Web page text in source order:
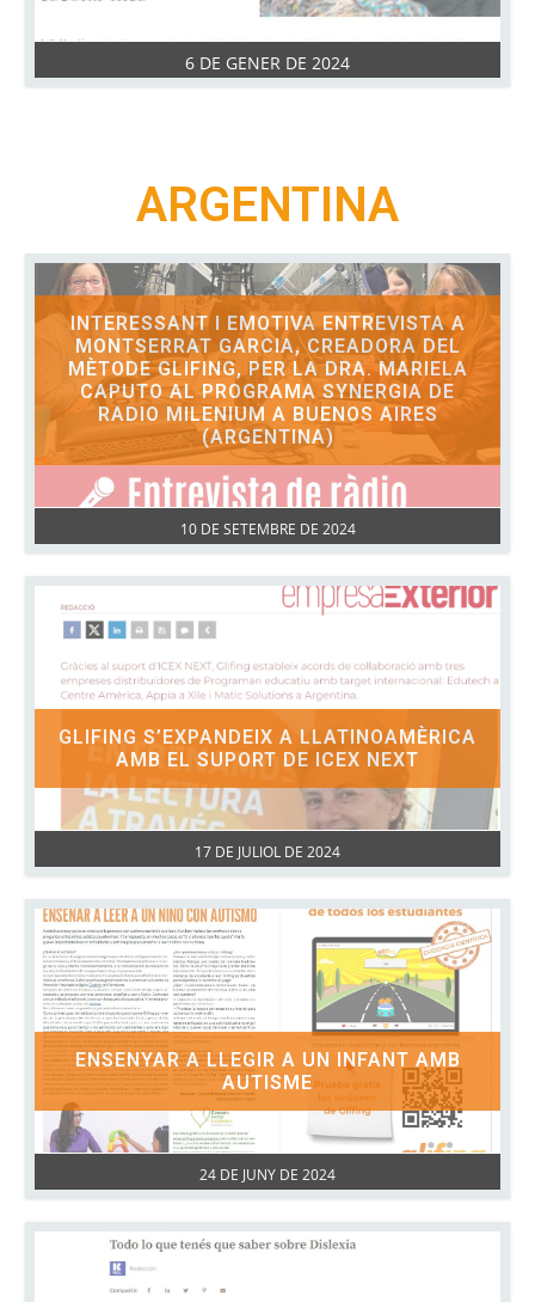
6 DE GENER DE 2024
ARGENTINA
10 DE SETEMBRE DE 2024
INTERESSANT I EMOTIVA ENTREVISTA A
MONTSERRAT GARCIA, CREADORA DEL
MÈTODE GLIFING, PER LA DRA. MARIELA
CAPUTO AL PROGRAMA SYNERGIA DE
RADIO MILENIUM A BUENOS AIRES
(ARGENTINA)
17 DE JULIOL DE 2024
GLIFING S’EXPANDEIX A LLATINOAMÈRICA
AMB EL SUPORT DE ICEX NEXT
24 DE JUNY DE 2024
ENSENYAR A LLEGIR A UN INFANT AMB
AUTISME